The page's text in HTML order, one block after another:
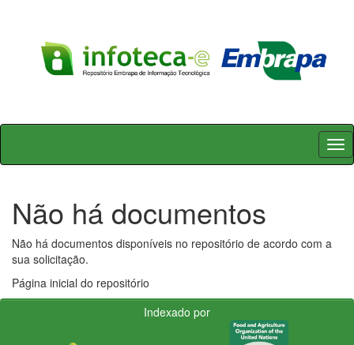
Skip
Não há documentos
Não há documentos disponíveis no repositório de acordo com a
sua solicitação.
Página inicial do repositório
Indexado por